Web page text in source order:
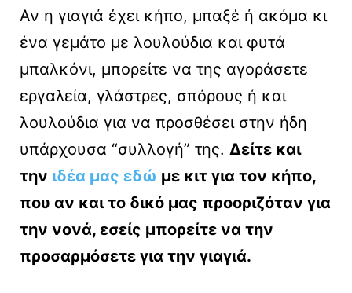
Αν η γιαγιά έχει κήπο, μπαξέ ή ακόμα κι
ένα γεμάτο με λουλούδια και φυτά
μπαλκόνι, μπορείτε να της αγοράσετε
εργαλεία, γλάστρες, σπόρους ή και
λουλούδια για να προσθέσει στην ήδη
υπάρχουσα “συλλογή” της. Δείτε και
την ιδέα μας εδώ με κιτ για τον κήπο,
που αν και το δικό μας προοριζόταν για
την νονά, εσείς μπορείτε να την
προσαρμόσετε για την γιαγιά.